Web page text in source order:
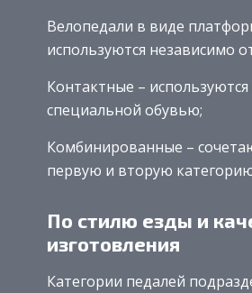
Велопедали в виде
используются независимо
Контактные – используются
специальной обувью;
Комбинированные –
первую и вторую
По стилю езды и
изготовления
Категории педалей